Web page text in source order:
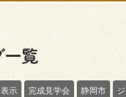
一覧
示 完成見学会 静岡市